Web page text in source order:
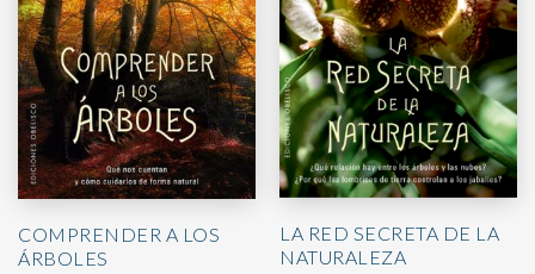
COMPRENDER A LOS
ÁRBOLES
LA RED SECRETA DE LA
NATURALEZA